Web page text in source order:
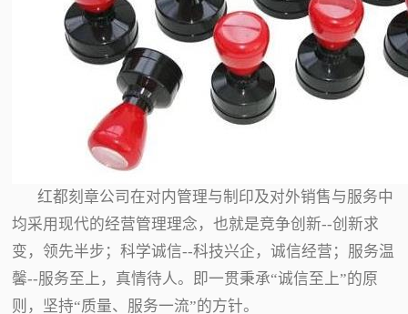
红都刻章公司在对内管理与制印及对外销售与服务中
均采用现代的经营管理理念，也就是竞争创新--创新求
变，领先半步；科学诚信--科技兴企，诚信经营；服务温
馨--服务至上，真情待人。即一贯秉承“诚信至上”的原
则，坚持“质量、服务一流”的方针。